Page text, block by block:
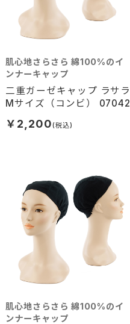
二重ガーゼキャップ ラサラ
Mサイズ（コンビ） 07042
肌心地さらさら 綿100%のイ
ンナーキャップ
￥2,200
肌心地さらさら 綿100%のイ
ンナーキャップ